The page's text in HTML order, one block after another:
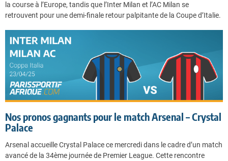
la course à l’Europe, tandis que l’Inter Milan et l’AC Milan se
retrouvent pour une demi-finale retour palpitante de la Coupe d’Italie.
Nos pronos gagnants pour le match Arsenal – Crystal
Palace
Arsenal accueille Crystal Palace ce mercredi dans le cadre d’un match
avancé de la 34ème journée de Premier League. Cette rencontre